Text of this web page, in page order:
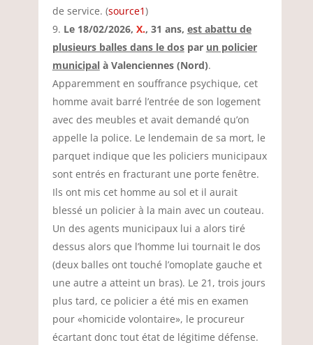
de service. (source1)
Le 18/02/2026, X., 31 ans, est abattu de
plusieurs balles dans le dospar un policier
municipalà Valenciennes (Nord).
Apparemment en souffrance psychique, cet
homme avait barré l’entrée de son logement
avec des meubles et avait demandé qu’on
appelle la police. Le lendemain de sa mort, le
parquet indique que les policiers municipaux
sont entrés en fracturant une porte fenêtre.
Ils ont mis cet homme au sol et il aurait
blessé un policier à la main avec un couteau.
Un des agents municipaux lui a alors tiré
dessus alors que l’homme lui tournait le dos
(deux balles ont touché l’omoplate gauche et
une autre a atteint un bras). Le 21, trois jours
plus tard, ce policier a été mis en examen
pour «homicide volontaire», le procureur
écartant donc tout état de légitime défense.